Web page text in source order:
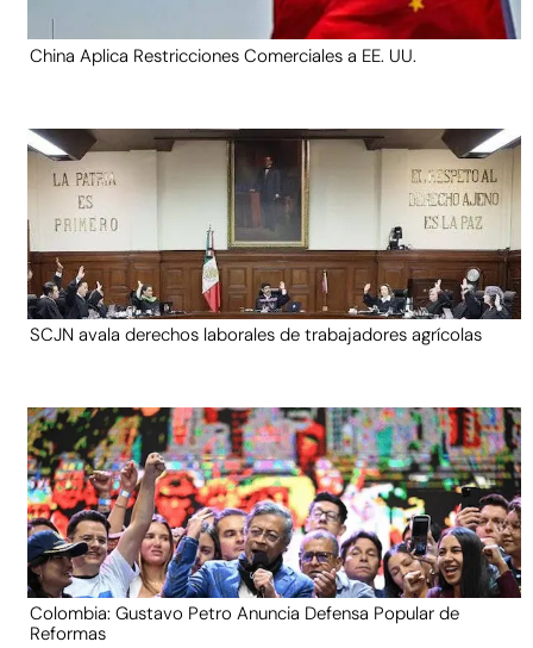
China Aplica Restricciones Comerciales a EE. UU.
SCJN avala derechos laborales de trabajadores agrícolas
Colombia: Gustavo Petro Anuncia Defensa Popular de
Reformas